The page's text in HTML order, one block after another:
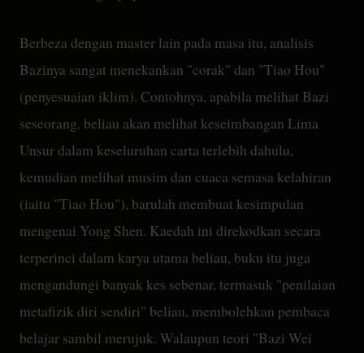
Berbeza dengan master lain pada masa itu, analisis
Bazinya sangat menekankan "corak" dan "Tiao Hou"
(penyesuaian iklim). Contohnya, apabila melihat Bazi
seseorang, beliau akan melihat keseimbangan Lima
Unsur dalam keseluruhan carta terlebih dahulu,
kemudian melihat musim dan cuaca semasa kelahiran
(iaitu "Tiao Hou"), barulah membuat kesimpulan
mengenai Yong Shen. Kaedah ini direkodkan secara
terperinci dalam karya utama beliau, buku itu juga
mengandungi banyak kes sebenar, termasuk "penilaian
metafizik diri sendiri" beliau, membolehkan pembaca
belajar sambil merujuk. Walaupun teori "Bazi Wei